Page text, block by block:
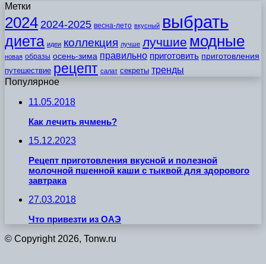
Метки
2024 2024-2025 весна-лето вкусный выбрать
диета идеи коллекция лучше лучшие модные
новая образы осень-зима правильно приготовить приготовления
путешествие рецепт салат секреты тренды
Популярное
11.05.2018
Как лечить ячмень?
15.12.2023
Рецепт приготовления вкусной и полезной
молочной пшенной каши с тыквой для здорового
завтрака
27.03.2018
Что привезти из ОАЭ
© Copyright 2026, Tonw.ru